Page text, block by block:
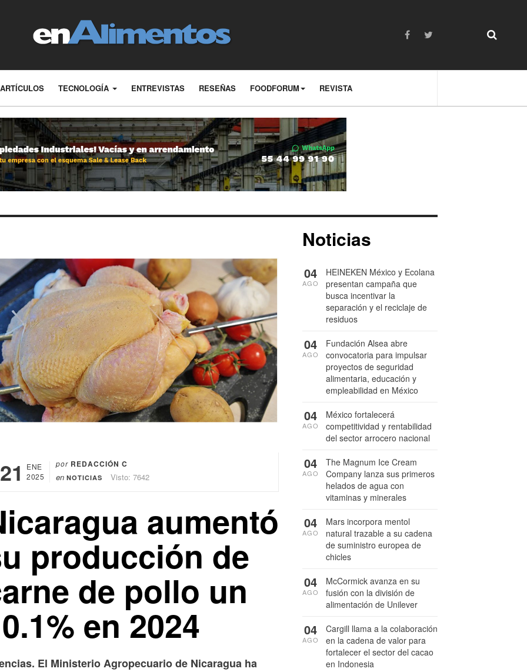
ARTÍCULOS TECNOLOGÍA ENTREVISTAS RESEÑAS FOODFORUM REVISTA
21
ENE
2025
por REDACCIÓN C
en NOTICIAS Visto: 7642
aumentó
producción de
de pollo un
en 2024
El Ministerio Agropecuario de Nicaragua ha
Noticias
HEINEKEN México y Ecolana
presentan campaña que
busca incentivar la
separación y el reciclaje de
residuos
04
AGO
Fundación Alsea abre
convocatoria para impulsar
proyectos de seguridad
alimentaria, educación y
empleabilidad en México
04
AGO
México fortalecerá
competitividad y rentabilidad
del sector arrocero nacional
04
AGO
The Magnum Ice Cream
Company lanza sus primeros
helados de agua con
vitaminas y minerales
04
AGO
Mars incorpora mentol
natural trazable a su cadena
de suministro europea de
chicles
04
AGO
McCormick avanza en su
fusión con la división de
alimentación de Unilever
04
AGO
Cargill llama a la colaboración
en la cadena de valor para
fortalecer el sector del cacao
en Indonesia
04
AGO